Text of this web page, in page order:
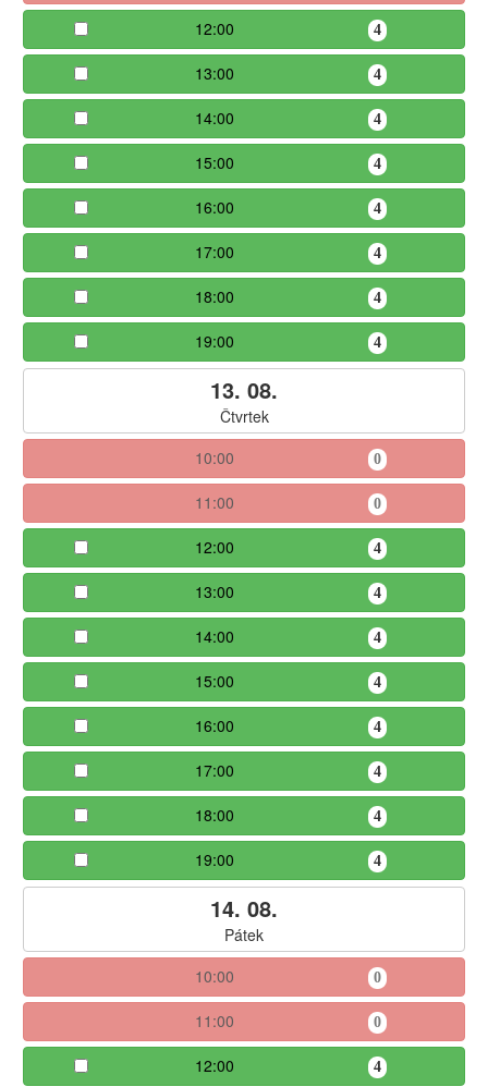
12:00 4
13:00 4
14:00 4
15:00 4
16:00 4
17:00 4
18:00 4
19:00 4
13. 08.
Čtvrtek
10:00
0
11:00 0
12:00 4
13:00 4
14:00 4
15:00 4
16:00 4
17:00 4
18:00 4
19:00 4
14. 08.
Pátek
10:00
0
11:00 0
12:00 4